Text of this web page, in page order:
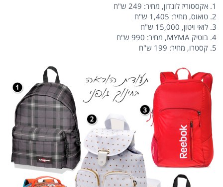
1. אקססוריז לונדון, מחיר: 249 ש"ח
2. טואוס, מחיר: 1,405 ש"ח
3. לואי ויטון, 15,000 ש"ח
4. בוטיק MYMA, מחיר: 990 ש"ח
5. קסטרו, מחיר: 199 ש"ח